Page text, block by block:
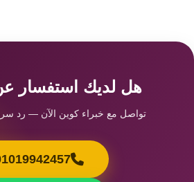
هل لديك استفسار عن
تواصل مع خبراء كوين الآن — رد سريع
01019942457